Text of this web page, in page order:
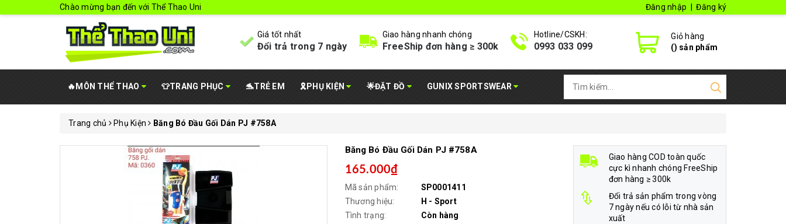
Chào mừng bạn đến với Thể Thao Uni Đăng nhập Đăng ký
Giá tốt nhất
Đổi trả trong 7 ngày
Giao hàng nhanh chóng
FreeShip đơn hàng ≥ 300k
Hotline/CSKH:
0993 033 099
Giỏ hàng
() sản phẩm
🔥MÔN THỂ THAO 👕TRANG PHỤC 🐬TRẺ EM 🎗️PHỤ KIỆN 🌟ĐẶT ĐỒ GUNIX SPORTSWEAR
Trang chủ Phụ Kiện Băng Bó Đầu Gối Dán PJ #758A
Băng Bó Đầu Gối Dán PJ #758A
165.000₫
Mã sản phẩm:
SP0001411
Thương hiệu:
H - Sport
Tình trạng:
Còn hàng
Giao hàng COD toàn quốc
cực kì nhanh chóng FreeShip
đơn hàng ≥ 300k
Đổi trả sản phẩm trong vòng
7 ngày nếu có lỗi từ nhà sản
xuất